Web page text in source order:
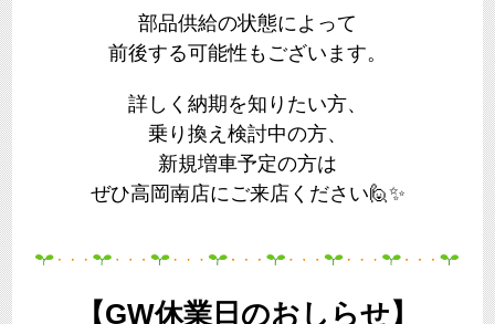
部品供給の状態によって
前後する可能性もございます。
詳しく納期を知りたい方、
乗り換え検討中の方、
新規増車予定の方は
ぜひ高岡南店にご来店ください🙋✨
【GW休業日のおしらせ】